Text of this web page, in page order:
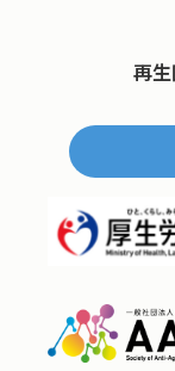
再